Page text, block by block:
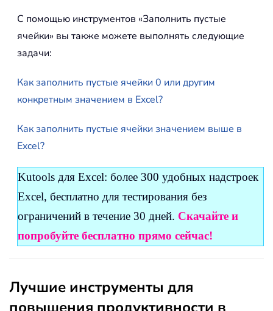
С помощью инструментов «Заполнить пустые
ячейки» вы также можете выполнять следующие
задачи:
Как заполнить пустые ячейки 0 или другим
конкретным значением в Excel?
Как заполнить пустые ячейки значением выше в
Excel?
Kutools для Excel: более 300 удобных надстроек
Excel, бесплатно для тестирования без
ограничений в течение 30 дней. Скачайте и
попробуйте бесплатно прямо сейчас!
Лучшие инструменты для